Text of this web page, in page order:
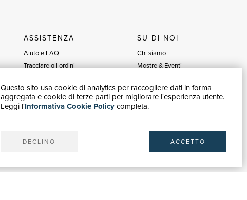
Questo sito usa cookie di analytics per raccogliere dati in forma
aggregata e cookie di terze parti per migliorare l'esperienza utente.
Leggi l'Informativa Cookie Policycompleta.
DECLINO ACCETTO
ASSISTENZA
Aiuto e FAQ
Tracciare gli ordini
Fatturazione
Carta del Docente / 18App
SU DI NOI
Chi siamo
Mostre & Eventi
Blog
Vendi con noi